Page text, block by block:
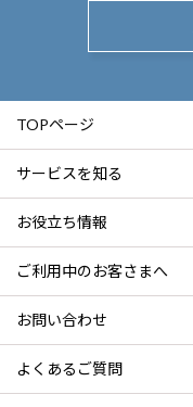
TOPページ
サービスを知る
お役立ち情報
ご利用中のお客さまへ
お問い合わせ
よくあるご質問